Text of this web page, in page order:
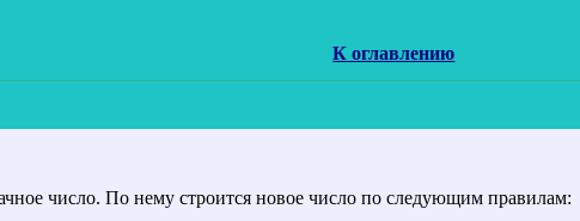
К оглавлению
число. По нему строится новое число по следующим правилам: